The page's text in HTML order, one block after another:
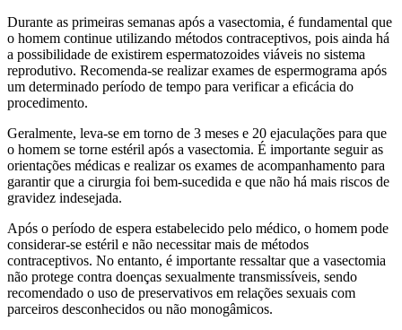
Durante as primeiras semanas após a vasectomia, é fundamental que
o homem continue utilizando métodos contraceptivos, pois ainda há
a possibilidade de existirem espermatozoides viáveis no sistema
reprodutivo. Recomenda-se realizar exames de espermograma após
um determinado período de tempo para verificar a eficácia do
procedimento.
Geralmente, leva-se em torno de 3 meses e 20 ejaculações para que
o homem se torne estéril após a vasectomia. É importante seguir as
orientações médicas e realizar os exames de acompanhamento para
garantir que a cirurgia foi bem-sucedida e que não há mais riscos de
gravidez indesejada.
Após o período de espera estabelecido pelo médico, o homem pode
considerar-se estéril e não necessitar mais de métodos
contraceptivos. No entanto, é importante ressaltar que a vasectomia
não protege contra doenças sexualmente transmissíveis, sendo
recomendado o uso de preservativos em relações sexuais com
parceiros desconhecidos ou não monogâmicos.